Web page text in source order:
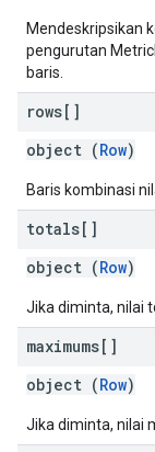
Mendeskripsikan
pengurutan
baris.
rows[]
object (Row)
Baris kombinasi
totals[]
object (Row)
Jika diminta, nilai
maximums[]
object (Row)
Jika diminta, nilai